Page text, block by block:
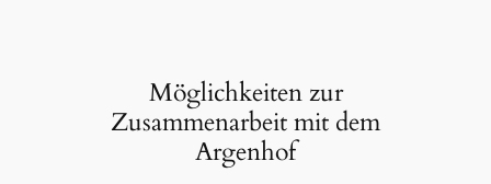
Möglichkeiten zur
Zusammenarbeit mit dem
Argenhof